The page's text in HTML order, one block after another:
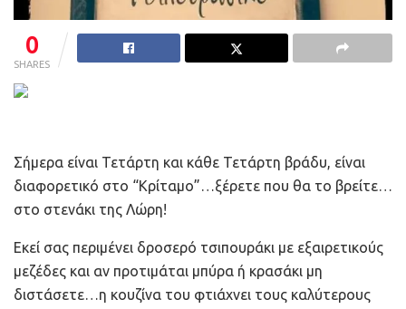
0
SHARES
Σήμερα είναι Τετάρτη και κάθε Τετάρτη βράδυ, είναι
διαφορετικό στο “Κρίταμο”…ξέρετε που θα το βρείτε…
στο στενάκι της Λώρη!
Εκεί σας περιμένει δροσερό τσιπουράκι με εξαιρετικούς
μεζέδες και αν προτιμάται μπύρα ή κρασάκι μη
διστάσετε…η κουζίνα του φτιάχνει τους καλύτερους